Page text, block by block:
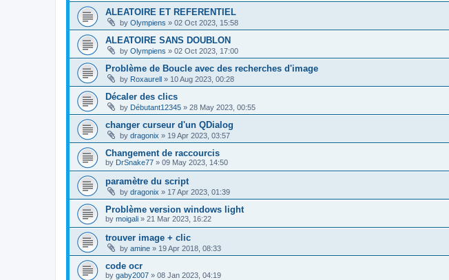
ALEATOIRE ET REFERENTIEL
by Olympiens » 02 Oct 2023, 15:58
ALEATOIRE SANS DOUBLON
by Olympiens » 02 Oct 2023, 17:00
Problème de Boucle avec des recherches d'image
by Roxaurell » 10 Aug 2023, 00:28
Décaler des clics
by Débutant12345 » 28 May 2023, 00:55
changer curseur d'un QDialog
by dragonix » 19 Apr 2023, 03:57
Changement de raccourcis
by DrSnake77 » 09 May 2023, 14:50
paramètre du script
by dragonix » 17 Apr 2023, 01:39
Problème version windows light
by moigali » 21 Mar 2023, 16:22
trouver image + clic
by amine » 19 Apr 2018, 08:33
code ocr
by gaby2007 » 08 Jan 2023, 04:19